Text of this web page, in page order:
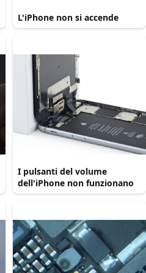
L'iPhone non si accende
I pulsanti del volume
dell'iPhone non funzionano